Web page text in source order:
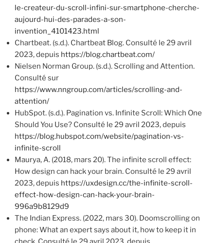
le-createur-du-scroll-infini-sur-smartphone-cherche-
aujourd-hui-des-parades-a-son-
invention_4101423.html
Chartbeat. (s.d.). Chartbeat Blog. Consulté le 29 avril
2023, depuis https://blog.chartbeat.com/
Nielsen Norman Group. (s.d.). Scrolling and Attention.
Consulté sur
https://www.nngroup.com/articles/scrolling-and-
attention/
HubSpot. (s.d.). Pagination vs. Infinite Scroll: Which One
Should You Use? Consulté le 29 avril 2023, depuis
https://blog.hubspot.com/website/pagination-vs-
infinite-scroll
Maurya, A. (2018, mars 20). The infinite scroll effect:
How design can hack your brain. Consulté le 29 avril
2023, depuis https://uxdesign.cc/the-infinite-scroll-
effect-how-design-can-hack-your-brain-
996a9b8129d9
The Indian Express. (2022, mars 30). Doomscrolling on
phone: What an expert says about it, how to keep it in